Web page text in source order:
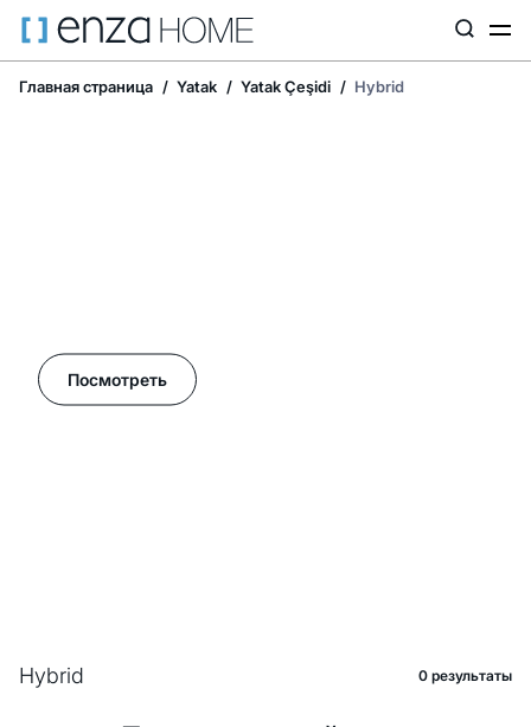
Главная страница Yatak Yatak Çeşidi Hybrid
Посмотреть
Hybrid 0 pезультаты